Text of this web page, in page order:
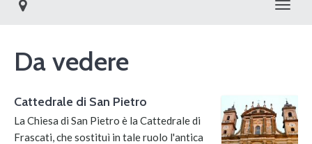
Da vedere
Cattedrale di San Pietro
La Chiesa di San Pietro è la Cattedrale di
Frascati, che sostituì in tale ruolo l'antica